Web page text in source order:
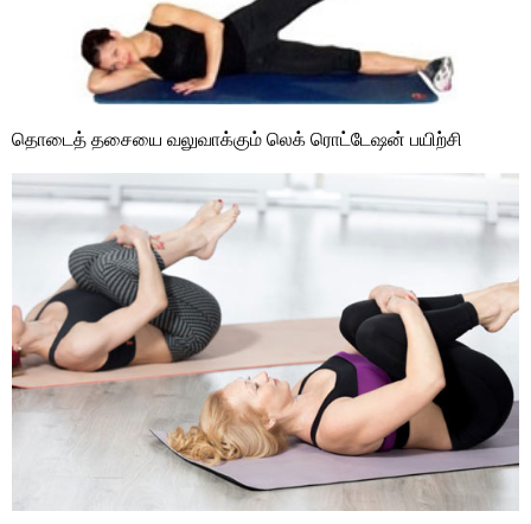
தொடைத் தசையை வலுவாக்கும் லெக் ரொட்டேஷன் பயிற்சி